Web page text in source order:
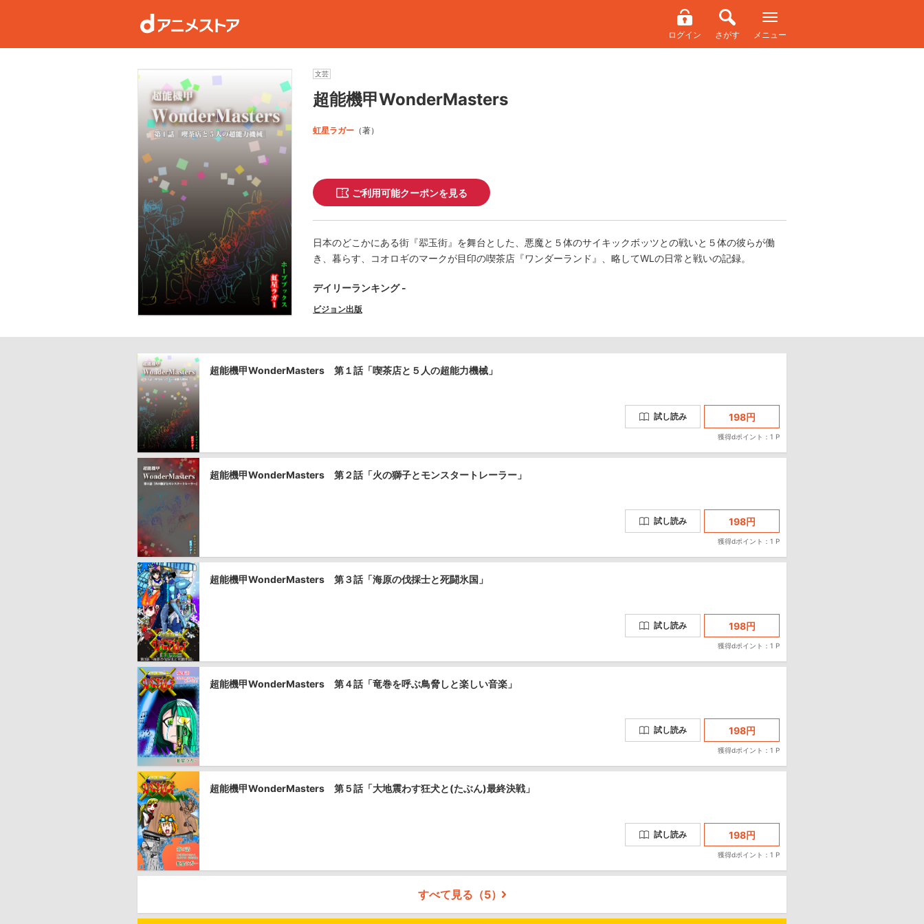
ログイン さがす メニュー
文芸
超能機甲WonderMasters
虹星ラガー （著）
ご利用可能クーポンを見る
日本のどこかにある街『翆玉街』を舞台とした、悪魔と５体のサイキックボッツとの戦いと５体の彼らが働
き、暮らす、コオロギのマークが目印の喫茶店『ワンダーランド』、略してWLの日常と戦いの記録。
デイリーランキング -
ビジョン出版
超能機甲WonderMasters 第１話「喫茶店と５人の超能力機械」
試し読み 198円
獲得dポイント：1 P
超能機甲WonderMasters 第２話「火の獅子とモンスタートレーラー」
試し読み 198円
獲得dポイント：1 P
超能機甲WonderMasters 第３話「海原の伐採士と死闘氷国」
試し読み 198円
獲得dポイント：1 P
超能機甲WonderMasters 第４話「竜巻を呼ぶ鳥脅しと楽しい音楽」
試し読み 198円
獲得dポイント：1 P
超能機甲WonderMasters 第５話「大地震わす狂犬と(たぶん)最終決戦」
試し読み 198円
獲得dポイント：1 P
すべて見る（5）